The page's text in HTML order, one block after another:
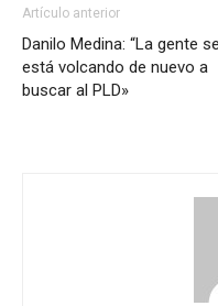
Artículo anterior
Danilo Medina: “La gente se
está volcando de nuevo a
buscar al PLD»